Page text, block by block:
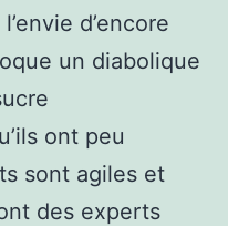
d’encore
un diabolique
ont peu
sont agiles et
des experts